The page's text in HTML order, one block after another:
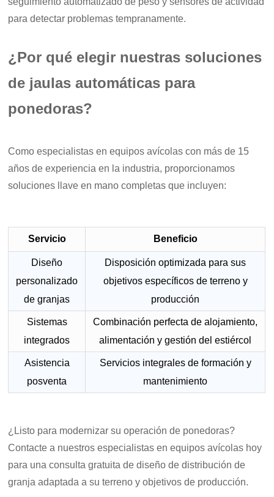
para detectar problemas tempranamente.
¿Por qué elegir nuestras soluciones
de jaulas automáticas para
ponedoras?
Como especialistas en equipos avícolas con más de 15
años de experiencia en la industria, proporcionamos
soluciones llave en mano completas que incluyen:
Servicio Beneficio
Diseño
personalizado
de granjas
Disposición optimizada para sus
objetivos específicos de terreno y
producción
Sistemas
integrados
Combinación perfecta de alojamiento,
alimentación y gestión del estiércol
Asistencia
posventa
Servicios integrales de formación y
mantenimiento
¿Listo para modernizar su operación de ponedoras?
Contacte a nuestros especialistas en equipos avícolas hoy
para una consulta gratuita de diseño de distribución de
granja adaptada a su terreno y objetivos de producción.